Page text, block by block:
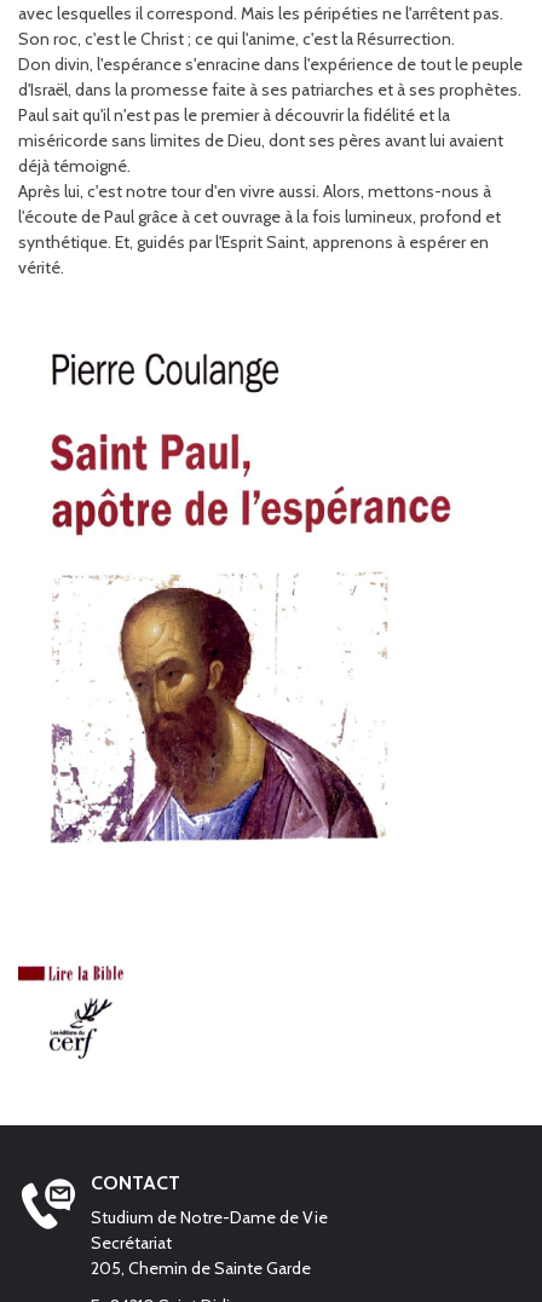
avec lesquelles il correspond. Mais les péripéties ne l'arrêtent pas.
Son roc, c'est le Christ ; ce qui l'anime, c'est la Résurrection.
Don divin, l'espérance s'enracine dans l'expérience de tout le peuple
d'Israël, dans la promesse faite à ses patriarches et à ses prophètes.
Paul sait qu'il n'est pas le premier à découvrir la fidélité et la
miséricorde sans limites de Dieu, dont ses pères avant lui avaient
déjà témoigné.
Après lui, c'est notre tour d'en vivre aussi. Alors, mettons-nous à
l'écoute de Paul grâce à cet ouvrage à la fois lumineux, profond et
synthétique. Et, guidés par l'Esprit Saint, apprenons à espérer en
vérité.
CONTACT
Studium de Notre-Dame de Vie
Secrétariat
205, Chemin de Sainte Garde